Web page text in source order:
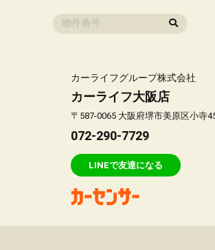
カーライフグループ株式会社
カーライフ大阪店
〒587-0065 大阪府堺市美原区小寺
072-290-7729
LINEで友達になる